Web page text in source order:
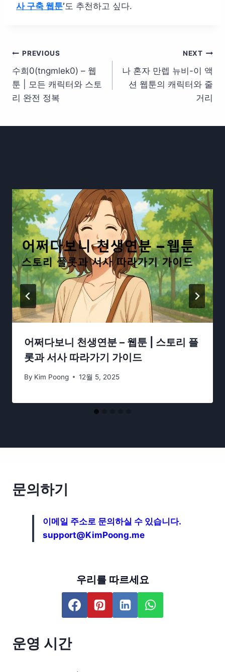
사 구축 웹툰’도 추천하고 싶다.
글
탐
색
PREVIOUS
수희0(tngmlek0) – 웹
툰 | 모든 캐릭터와 스토
리 완전 정복
NEXT
나 혼자 만렙 뉴비-이 액
션 웹툰의 캐릭터와 줄
거리
어쩌다보니 천생연분 – 웹툰 | 스토리 플
롯과 서사 따라가기 가이드
By Kim Poong 12월 5, 2025
문의하기
이메일 주소로 문의하실 수 있습니다.
support@KimPoong.me
우리를 따르세요
운영 시간